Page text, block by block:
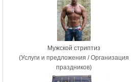
Мужской стриптиз
(Услуги и предложения / Организация
праздников)